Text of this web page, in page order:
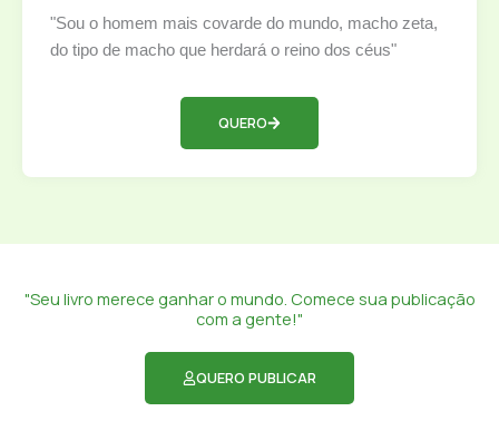
"Sou o homem mais covarde do mundo, macho zeta,
do tipo de macho que herdará o reino dos céus"
QUERO
"Seu livro merece ganhar o mundo. Comece sua publicação
com a gente!"
QUERO PUBLICAR